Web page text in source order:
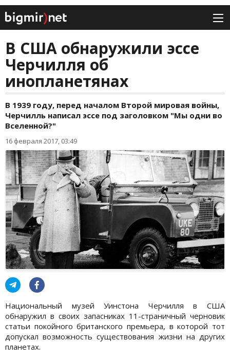
В США обнаружили эссе
Черчилля об
инопланетянах
В 1939 году, перед началом Второй мировая войны,
Черчилль написал эссе под заголовком "Мы одни во
Вселенной?"
16 февраля 2017, 03:49
Национальный музей Уинстона Черчилля в США
обнаружил в своих запасниках 11-страничный черновик
статьи покойного британского премьера, в которой тот
допускал возможность существования жизни на других
планетах.